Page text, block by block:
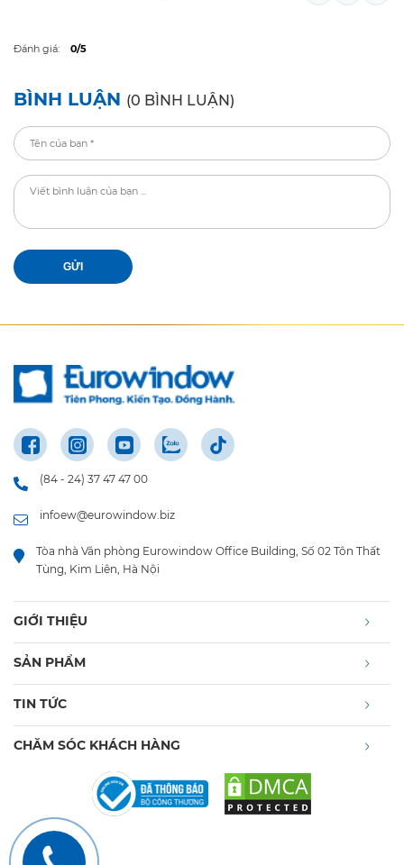
Đánh giá: 0/5
BÌNH LUẬN (0 BÌNH LUẬN)
GỬI
(84 - 24) 37 47 47 00
infoew@eurowindow.biz
Tòa nhà Văn phòng Eurowindow Office Building, Số 02 Tôn Thất
Tùng, Kim Liên, Hà Nội
GIỚI THIỆU
SẢN PHẨM
TIN TỨC
CHĂM SÓC KHÁCH HÀNG